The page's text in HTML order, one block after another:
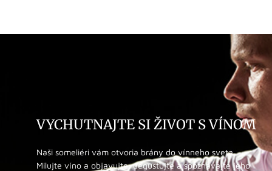
VYCHUTNAJTE SI ŽIVOT S VÍNOM
Naši someliéri vám otvoria brány do vínneho sveta.
Milujte víno a objavujte, degustujte a spoznávajte jeho